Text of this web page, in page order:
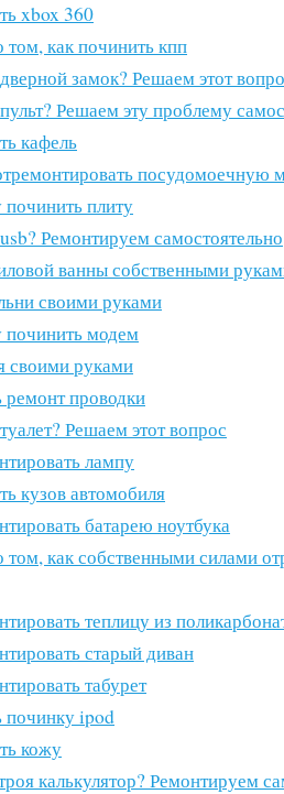
xbox 360
как починить кпп
замок? Решаем этот
Решаем эту проблему
кафель
посудомоечную
плиту
Ремонтируем самостоятельно
ванны собственными
своими руками
модем
своими руками
ремонт проводки
Решаем этот вопрос
лампу
кузов автомобиля
батарею ноутбука
как собственными силами
теплицу из
старый диван
табурет
починку ipod
кожу
калькулятор? Ремонтируем